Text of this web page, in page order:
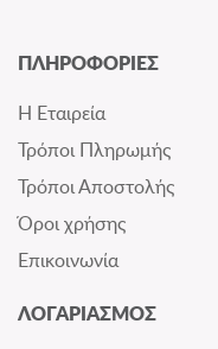
ΠΛΗΡΟΦΟΡΙΕΣ
Η Εταιρεία
Τρόποι Πληρωμής
Τρόποι Αποστολής
Όροι χρήσης
Επικοινωνία
ΛΟΓΑΡΙΑΣΜΟΣ